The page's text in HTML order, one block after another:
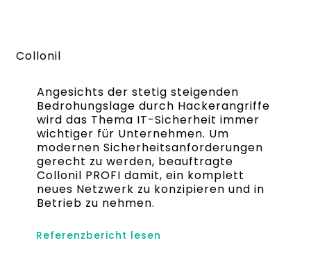
Collonil
Angesichts der stetig steigenden
Bedrohungslage durch Hackerangriffe
wird das Thema IT-Sicherheit immer
wichtiger für Unternehmen. Um
modernen Sicherheitsanforderungen
gerecht zu werden, beauftragte
Collonil PROFI damit, ein komplett
neues Netzwerk zu konzipieren und in
Betrieb zu nehmen.
Referenzbericht lesen